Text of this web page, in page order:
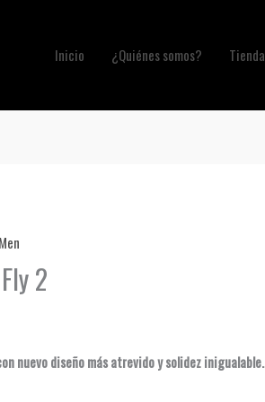
Inicio ¿Quiénes somos? Tienda
2
nuevo diseño más atrevido y solidez inigualable.